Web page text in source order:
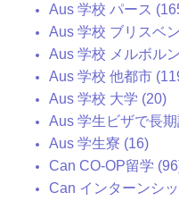
Aus 学校 パース
Aus 学校 ブリスベ
Aus 学校 メルボル
Aus 学校 他都市
Aus 学校 大学 (20)
Aus 学生ビザで長
Aus 学生寮 (16)
Can CO-OP留学
Can インターンシ